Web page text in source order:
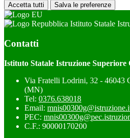
Accetta tutti Salva le preferenze
Istituto Statale
Contatti
Istituto Statale Istruzione Superiore
Via Fratelli Lodrini, 32 - 46043
(MN)
Tel: 0376.638018
Email:
PEC:
C.F.: 90000170200